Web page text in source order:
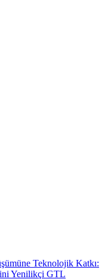
Teknolojik Katkı:
Yenilikçi GTL